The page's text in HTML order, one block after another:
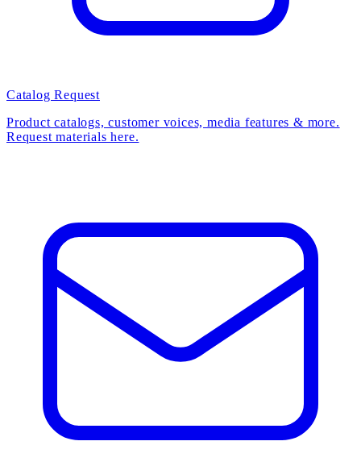
Catalog Request
Product catalogs, customer voices, media features & more.
Request materials here.